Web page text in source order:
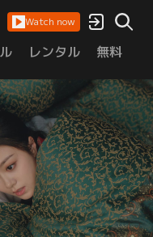
Watch now
レンタル 無料